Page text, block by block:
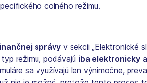
colného režimu.
správy v sekcii „Elektronické
režimu, podávajú iba elektronicky
sa využívajú len výnimočne,